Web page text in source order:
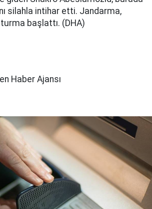
silahla intihar etti. Jandarma,
başlattı. (DHA)
Haber Ajansı